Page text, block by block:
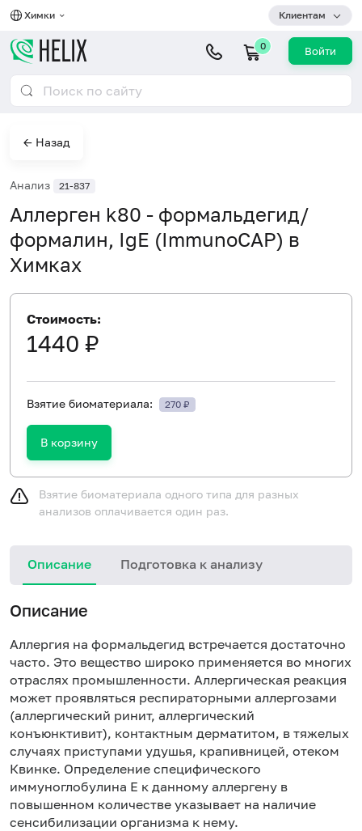
Химки Клиентам
0 Войти
← Назад
Анализ 21-837
Аллерген k80 - формальдегид/
формалин, IgE (ImmunoCAP) в
Химках
Стоимость:
1440 ₽
Взятие биоматериала: 270 ₽
В корзину
Взятие биоматериала одного типа для разных
анализов оплачивается один раз.
Описание Подготовка к анализу
Описание
Аллергия на формальдегид встречается достаточно
часто. Это вещество широко применяется во многих
отраслях промышленности. Аллергическая реакция
может проявляться респираторными аллергозами
(аллергический ринит, аллергический
конъюнктивит), контактным дерматитом, в тяжелых
случаях приступами удушья, крапивницей, отеком
Квинке. Определение специфического
иммуноглобулина Е к данному аллергену в
повышенном количестве указывает на наличие
сенсибилизации организма к нему.